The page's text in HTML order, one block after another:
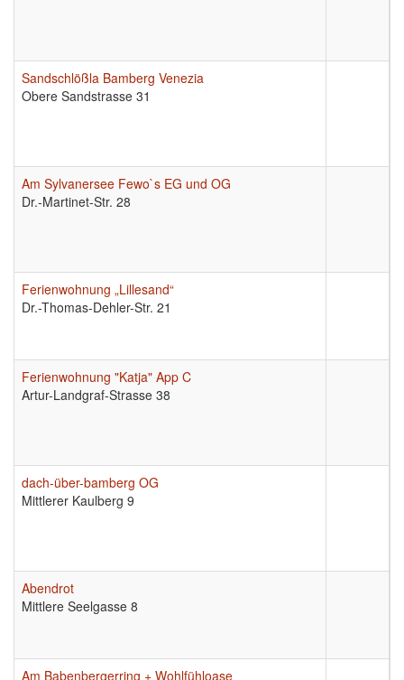
Sandschlößla Bamberg Venezia
Obere Sandstrasse 31
Am Sylvanersee Fewo`s EG und OG
Dr.-Martinet-Str. 28
Ferienwohnung „Lillesand“
Dr.-Thomas-Dehler-Str. 21
Ferienwohnung "Katja" App C
Artur-Landgraf-Strasse 38
dach-über-bamberg OG
Mittlerer Kaulberg 9
Abendrot
Mittlere Seelgasse 8
Am Babenbergerring + Wohlfühloase